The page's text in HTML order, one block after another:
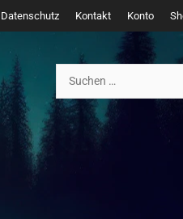
Datenschutz Kontakt Konto
nach: